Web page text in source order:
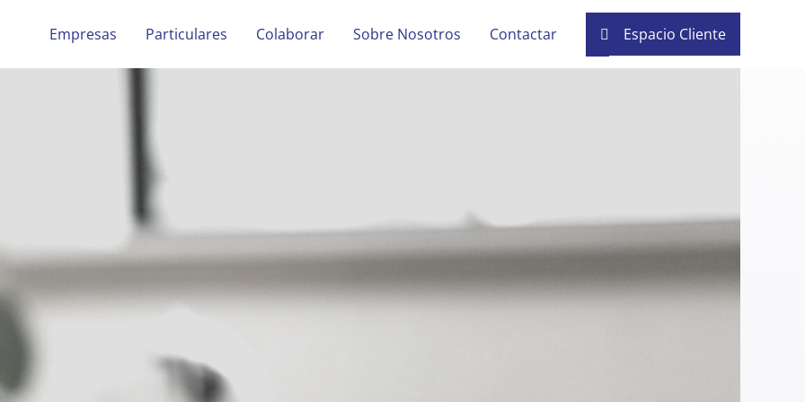
Empresas Particulares Colaborar Sobre Nosotros Contactar Espacio Cliente